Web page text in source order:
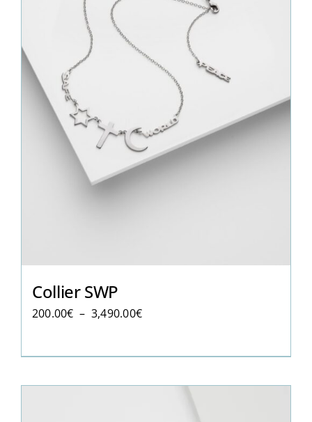
Collier SWP
200.00€ – 3,490.00€Plage
à